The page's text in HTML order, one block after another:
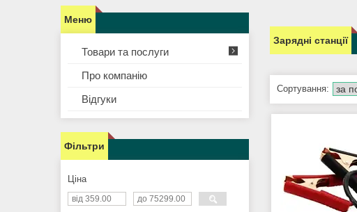
Зарядні станції
Товари та послуги
Про компанію
Відгуки
Фільтри
Ціна